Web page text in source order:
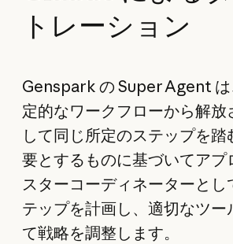
トレーション
Genspark の Super Agent
定的なワークフローから解
して同じ所定のステップを
要とするものに基づいてア
スターコーディネーターと
テップを計画し、適切なツ
て戦略を調整します。